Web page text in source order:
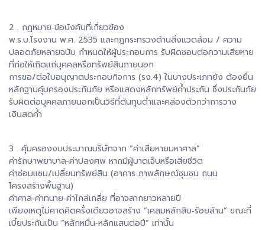
2 . กฎหมาย‑ข้อบังคับที่เกี่ยวข้อง
พ.ร.บ.โรงงาน พ.ศ. 2535 และกฎกระทรวงด้านสิ่งแวดล้อม / ความ
ปลอดภัยหลายฉบับ กำหนดให้ผู้ประกอบการ รับผิดชอบต่อความเสียหาย
ที่ก่อให้เกิดแก่บุคคลหรือทรัพย์สินภายนอก
การขอ/ต่อใบอนุญาตประกอบกิจการ (รง.4) ในบางประเภทยัง ต้องยื่น
หลักฐานคุ้มครองประกันภัย หรือแสดงหลักทรัพย์ค้ำประกัน ซึ่งประกันภัย
รับผิดต่อบุคคลภายนอกเป็นวิธีที่ต้นทุนต่ำและคล่องตัวกว่าการวาง
เงินสดค้ำ
3 . คุ้มครองงบประมาณบริษัทจาก “ค่าเสียหายมหาศาล”
ค่ารักษาพยาบาล‑ค่าปลงศพ หากมีผู้บาดเจ็บหรือเสียชีวิต
ค่าซ่อมแซม/เปลี่ยนทรัพย์สิน (อาคาร ภาพลักษณ์ชุมชน ถนน
โครงสร้างพื้นฐาน)
ค่าศาล‑ค่าทนาย‑ค่าไกล่เกลี่ย ที่อาจลากยาวหลายปี
เพียงเหตุไม่คาดคิดครั้งเดียวอาจสร้าง “เคลมหลักสิบ‑ร้อยล้าน” ขณะที่
เบี้ยประกัน​เป็น “หลักหมื่น‑หลักแสนต่อปี” เท่านั้น